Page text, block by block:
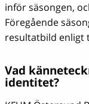
inför säsongen,
Föregående
resultatbild enligt
Vad
identitet?